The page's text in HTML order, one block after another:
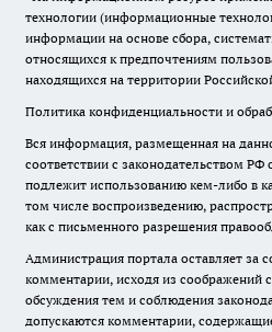
технологии (информационные
информации на основе сбора,
относящихся к предпочтениям
находящихся на территории
Политика конфиденциальности и
Вся информация, размещенная на
соответствии с законодательством РФ
подлежит использованию кем-либо в
том числе воспроизведению,
как с письменного разрешения
Администрация портала оставляет за
комментарии, исходя из соображений
обсуждения тем и соблюдения
допускаются комментарии,